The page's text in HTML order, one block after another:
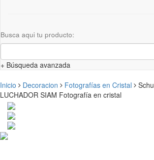
Busca aqui tu producto:
+ Búsqueda avanzada
Inicio Decoracion Fotografías en Cristal
LUCHADOR SIAM Fotografía en cristal